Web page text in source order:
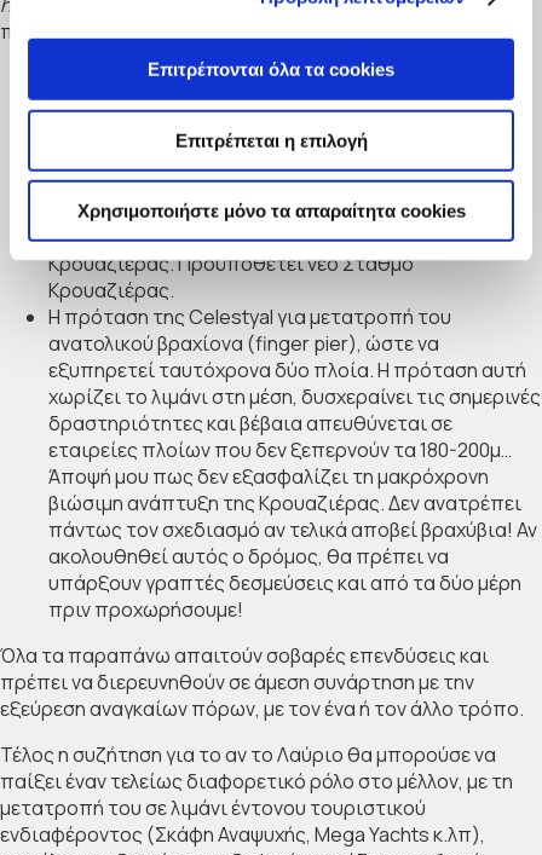
Επιτρέπονται όλα τα cookies
Επιτρέπεται η επιλογή
Χρησιμοποιήστε μόνο τα απαραίτητα cookies
που σήμερα δεν υπάρχουν, όπως:
Διαπλάτυνση του βόρειου λιμενοβραχίονα, που θα
επέτρεπε την προσέγγιση σε μεγαλύτερα πλοία (ήδη
ο προσήνεμος μόλος ξεπερνά σε μήκος τα 300μ.).
Προϋπόθεση πάντως το άνοιγμα της εισόδου στο
λιμάνι.
Επανασχεδιασμός της ανολοκλήρωτης νότιας
προέκτασης, ώστε να μεταφερθεί εκεί η βάση της
Κρουαζιέρας. Προϋποθέτει νέο Σταθμό
Κρουαζιέρας.
Η πρόταση της Celestyal για μετατροπή του
ανατολικού βραχίονα (finger pier), ώστε να
εξυπηρετεί ταυτόχρονα δύο πλοία. Η πρόταση αυτή
χωρίζει το λιμάνι στη μέση, δυσχεραίνει τις σημερινές
δραστηριότητες και βέβαια απευθύνεται σε
εταιρείες πλοίων που δεν ξεπερνούν τα 180-200μ…
Άποψή μου πως δεν εξασφαλίζει τη μακρόχρονη
βιώσιμη ανάπτυξη της Κρουαζιέρας. Δεν ανατρέπει
πάντως τον σχεδιασμό αν τελικά αποβεί βραχύβια! Αν
ακολουθηθεί αυτός ο δρόμος, θα πρέπει να
υπάρξουν γραπτές δεσμεύσεις και από τα δύο μέρη
πριν προχωρήσουμε!
Όλα τα παραπάνω απαιτούν σοβαρές επενδύσεις και
πρέπει να διερευνηθούν σε άμεση συνάρτηση με την
εξεύρεση αναγκαίων πόρων, με τον ένα ή τον άλλο τρόπο.
Τέλος η συζήτηση για το αν το Λαύριο θα μπορούσε να
παίξει έναν τελείως διαφορετικό ρόλο στο μέλλον, με τη
μετατροπή του σε λιμάνι έντονου τουριστικού
ενδιαφέροντος (Σκάφη Αναψυχής, Mega Yachts κ.λπ),